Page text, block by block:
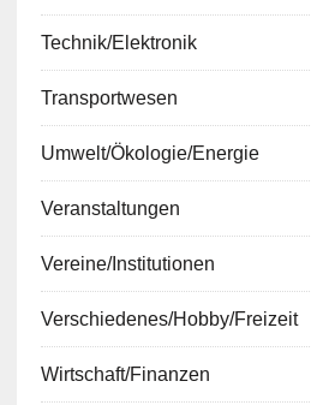
Technik/Elektronik
Transportwesen
Umwelt/Ökologie/Energie
Veranstaltungen
Vereine/Institutionen
Verschiedenes/Hobby/Freizeit
Wirtschaft/Finanzen